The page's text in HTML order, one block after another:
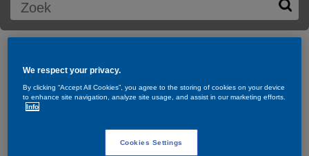
We respect your privacy.
By clicking “Accept All Cookies”, you agree to the storing of cookies on your device
to enhance site navigation, analyze site usage, and assist in our marketing efforts.
Info
Cookies Settings